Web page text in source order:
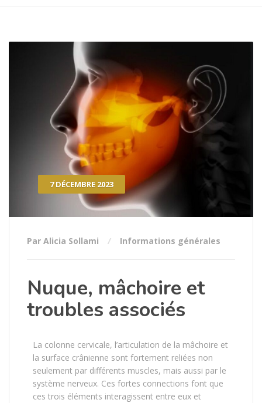
7 DÉCEMBRE 2023
Par Alicia Sollami Informations générales
Nuque, mâchoire et
troubles associés
La colonne cervicale, l’articulation de la mâchoire et
la surface crânienne sont fortement reliées non
seulement par différents muscles, mais aussi par le
système nerveux. Ces fortes connections font que
ces trois éléments interagissent entre eux et